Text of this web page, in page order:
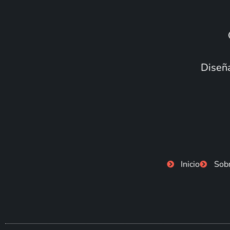
Inicio